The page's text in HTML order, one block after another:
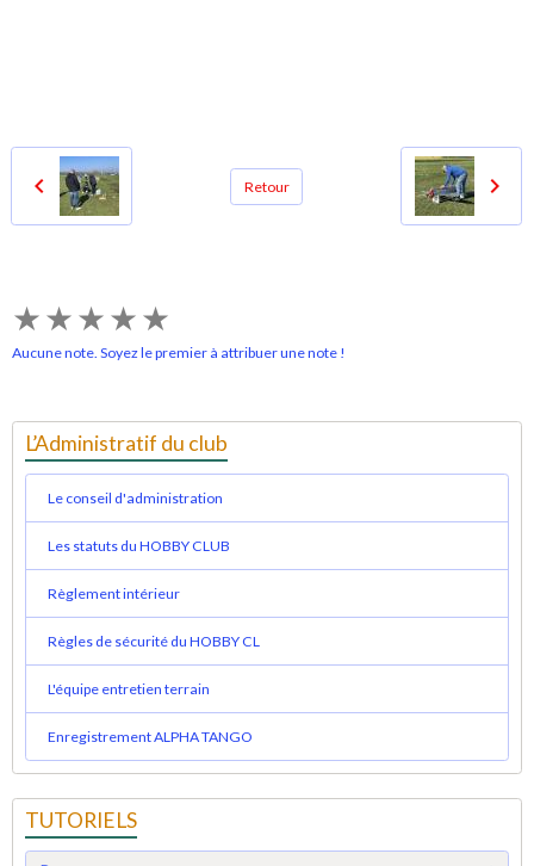
Retour
★★★★★
Aucune note. Soyez le premier à attribuer une note !
L’Administratif du club
Le conseil d'administration
Les statuts du HOBBY CLUB
Règlement intérieur
Règles de sécurité du HOBBY CL
L'équipe entretien terrain
Enregistrement ALPHA TANGO
TUTORIELS